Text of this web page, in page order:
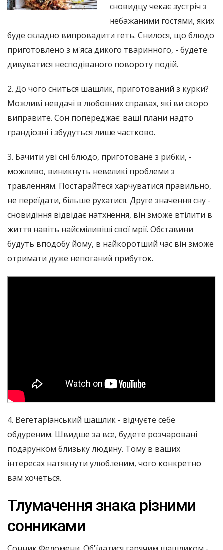
сновидцу чекає зустріч з
небажаними гостями, яких
буде складно випровадити геть. Снилося, що блюдо
приготовлено з м'яса дикого тваринного, - будете
дивуватися несподіваного повороту подій.
2. До чого сниться шашлик, приготований з курки?
Можливі невдачі в любовних справах, які ви скоро
виправите. Сон попереджає: ваші плани надто
грандіозні і збудуться лише частково.
3. Бачити уві сні блюдо, приготоване з рибки, -
можливо, виникнуть невеликі проблеми з
травленням. Постарайтеся харчуватися правильно,
не переїдати, більше рухатися. Друге значення сну -
сновидіння відвідає натхнення, він зможе втілити в
життя навіть найсміливіші свої мрії. Обставини
будуть вподобу йому, в найкоротший час він зможе
отримати дуже непоганий прибуток.
4. Вегетаріанський шашлик - відчуєте себе
обдуреним. Швидше за все, будете розчаровані
подарунком близьку людину. Тому в ваших
інтересах натякнути улюбленим, чого конкретно
вам хочеться.
Тлумачення знака різними
сонниками
Сонник Феломени. Об'їдатися гарячим шашликом -